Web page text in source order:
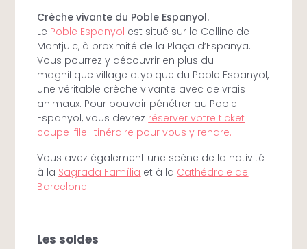
Crèche vivante du Poble Espanyol.
Le Poble Espanyol est situé sur la Colline de
Montjuïc, à proximité de la Plaça d’Espanya.
Vous pourrez y découvrir en plus du
magnifique village atypique du Poble Espanyol,
une véritable crèche vivante avec de vrais
animaux. Pour pouvoir pénétrer au Poble
Espanyol, vous devrez réserver votre ticket
coupe-file. Itinéraire pour vous y rendre.
Vous avez également une scène de la nativité
à la Sagrada Família et à la Cathédrale de
Barcelone.
Les soldes